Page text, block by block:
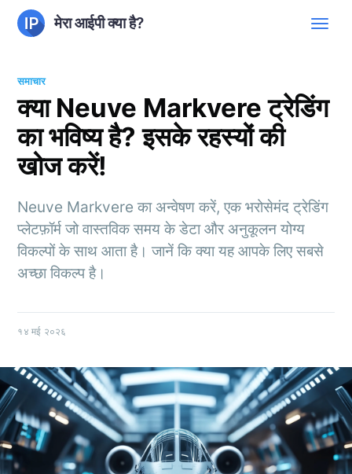
मेरा आईपी क्या है?
समाचार
क्या Neuve Markvere ट्रेडिंग
का भविष्य है? इसके रहस्यों की
खोज करें!
Neuve Markvere का अन्वेषण करें, एक भरोसेमंद ट्रेडिंग
प्लेटफ़ॉर्म जो वास्तविक समय के डेटा और अनुकूलन योग्य
विकल्पों के साथ आता है। जानें कि क्या यह आपके लिए सबसे
अच्छा विकल्प है।
१४ मई २०२६